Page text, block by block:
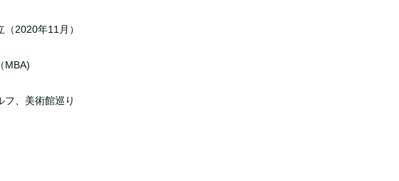
2020年11月）
MBA)
フ、美術館巡り